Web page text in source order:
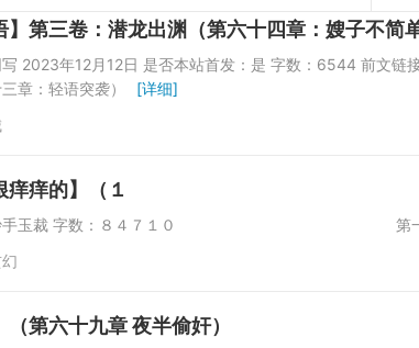
】第三卷：潜龙出渊（第六十四章：嫂子不简
2023年12月12日 是否本站首发：是 字数：6544 前文
章：轻语突袭）
[详细]
痒痒的】（１
妙手玉裁 字数：８４７１０ 第一章
（第六十九章 夜半偷奸）